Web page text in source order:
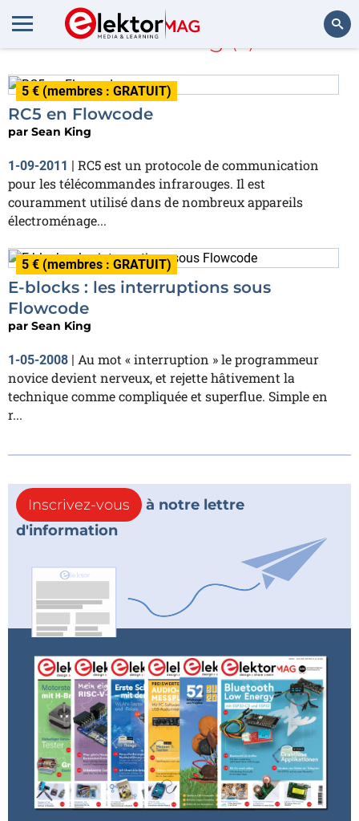
Sean King
5 € (membres : GRATUIT)
RC5 en Flowcode
par Sean King
1-09-2011 | RC5 est un protocole de communication
pour les télécommandes infrarouges. Il est
couramment utilisé dans de nombreux appareils
électroménage...
5 € (membres : GRATUIT)
E-blocks : les interruptions sous
Flowcode
par Sean King
1-05-2008 | Au mot « interruption » le programmeur
novice devient nerveux, et rejette hâtivement la
technique comme compliquée et superflue. Simple en
r...
Inscrivez-vous
à notre lettre
d'information